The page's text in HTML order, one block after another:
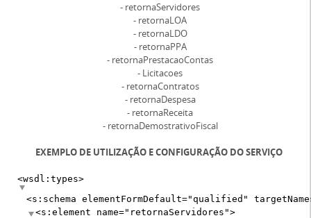
- retornaServidores
- retornaLOA
- retornaLDO
- retornaPPA
- retornaPrestacaoContas
- Licitacoes
- retornaContratos
- retornaDespesa
- retornaReceita
- retornaDemostrativoFiscal
EXEMPLO DE UTILIZAÇÃO E CONFIGURAÇÃO DO SERVIÇO
<wsdl:types>
<s:schema elementFormDefault="qualified "
<s:element
name=" retornaServidores ">